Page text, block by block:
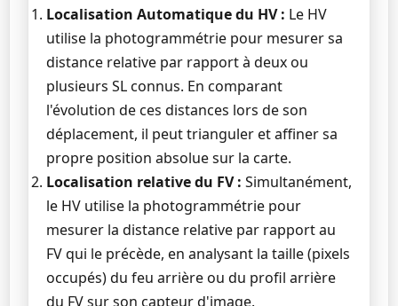
Localisation Automatique du HV : Le HV
utilise la photogrammétrie pour mesurer sa
distance relative par rapport à deux ou
plusieurs SL connus. En comparant
l'évolution de ces distances lors de son
déplacement, il peut trianguler et affiner sa
propre position absolue sur la carte.
Localisation relative du FV : Simultanément,
le HV utilise la photogrammétrie pour
mesurer la distance relative par rapport au
FV qui le précède, en analysant la taille (pixels
occupés) du feu arrière ou du profil arrière
du FV sur son capteur d'image.